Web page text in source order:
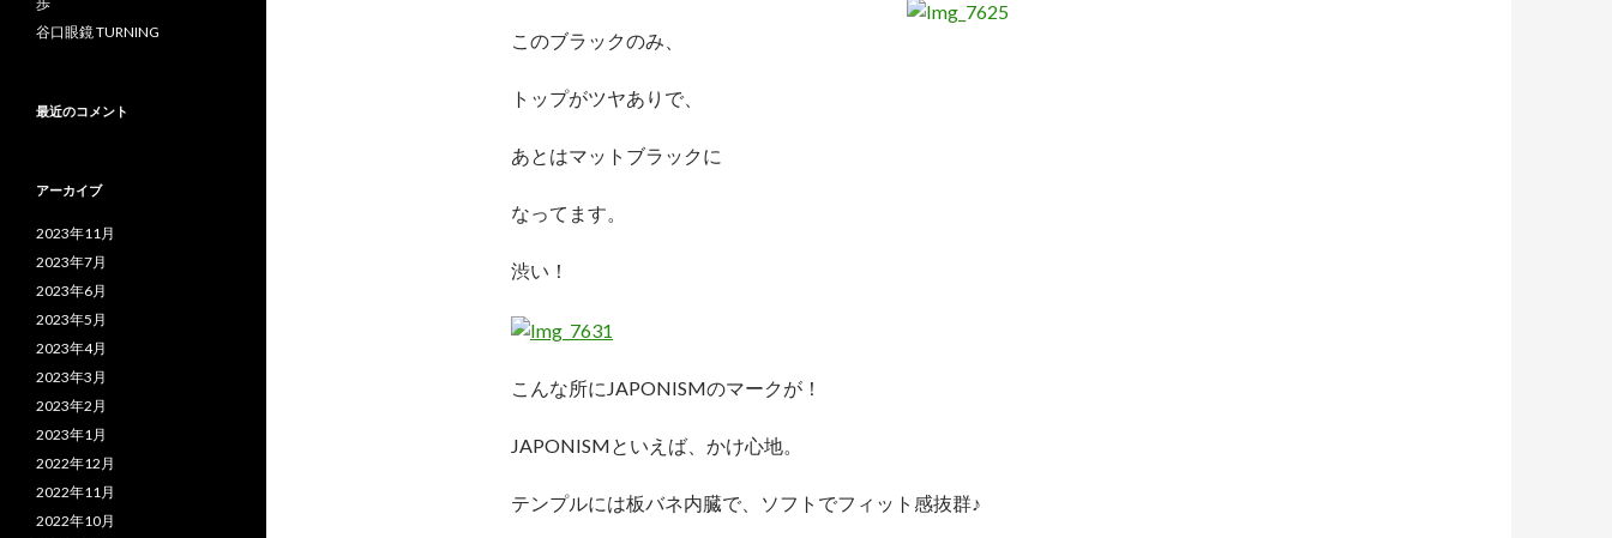
このブラックのみ、
トップがツヤありで、
あとはマットブラックに
なってます。
渋い！
こんな所にJAPONISMのマークが！
JAPONISMといえば、かけ心地。
テンプルには板バネ内臓で、ソフトでフィット感抜群♪
谷口眼鏡 TURNING
最近のコメント
アーカイブ
2023年11月
2023年7月
2023年6月
2023年5月
2023年4月
2023年3月
2023年2月
2023年1月
2022年12月
2022年11月
2022年10月